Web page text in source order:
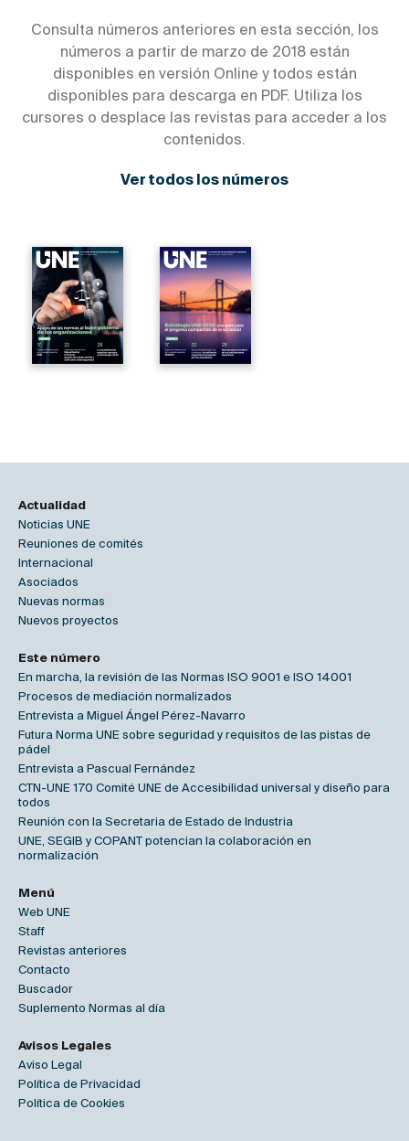
Consulta números anteriores en esta sección, los
números a partir de marzo de 2018 están
disponibles en versión Online y todos están
disponibles para descarga en PDF. Utiliza los
cursores o desplace las revistas para acceder a los
contenidos.
Ver todos los números
Actualidad
Noticias UNE
Reuniones de comités
Internacional
Asociados
Nuevas normas
Nuevos proyectos
Este número
En marcha, la revisión de las Normas ISO 9001 e ISO 14001
Procesos de mediación normalizados
Entrevista a Miguel Ángel Pérez-Navarro
Futura Norma UNE sobre seguridad y requisitos de las pistas de
pádel
Entrevista a Pascual Fernández
CTN-UNE 170 Comité UNE de Accesibilidad universal y diseño para
todos
Reunión con la Secretaria de Estado de Industria
UNE, SEGIB y COPANT potencian la colaboración en
normalización
Menú
Web UNE
Staff
Revistas anteriores
Contacto
Buscador
Suplemento Normas al día
Avisos Legales
Aviso Legal
Política de Privacidad
Política de Cookies